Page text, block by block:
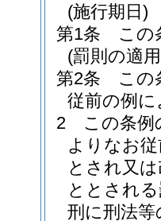
(施行期日)
第1条
この
(罰則の適
第2条
この
従前の例
2
この条例
よりなお
とされ又
ととされ
刑に刑法